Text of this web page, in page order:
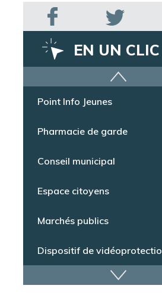
EN UN CLIC
Dispositif de vidéoprotection